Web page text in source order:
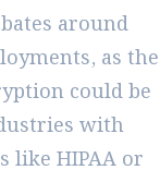
around
as the
could be
with
like HIPAA or